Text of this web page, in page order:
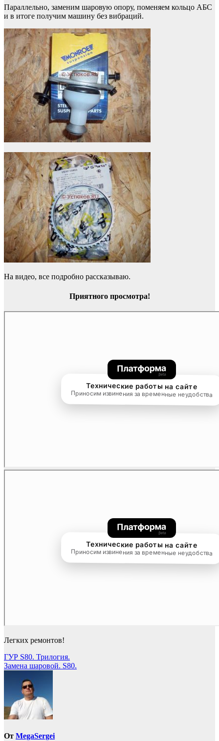
Параллельно, заменим шаровую опору, поменяем кольцо АБС
и в итоге получим машину без вибраций.
На видео, все подробно рассказываю.
Приятного просмотра!
Легких ремонтов!
Навигация
по
записям
ГУР S80. Трилогия.
Замена шаровой. S80.
От MegaSergei